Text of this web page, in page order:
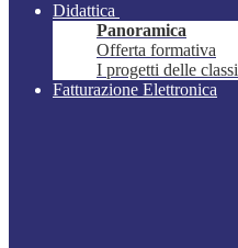
Didattica
Panoramica
Offerta formativa
I progetti delle classi
Fatturazione Elettronica